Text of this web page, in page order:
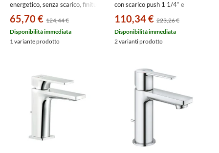
energetico, senza scarico, finitura
65,70 € 124,44 €
Disponibilità immediata
1 variante prodotto
con scarico push 1 1/4” e
cromo YO126118/2CR
110,34 € 223,26 €
Disponibilità immediata
2 varianti prodotto